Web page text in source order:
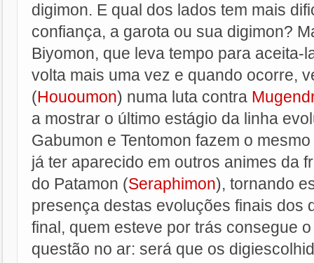
digimon. E qual dos lados tem mais
confiança, a garota ou sua digimon?
Biyomon, que leva tempo para aceita-
volta mais uma vez e quando ocorre,
(Hououmon) numa luta contra
a mostrar o último estágio da linha
Gabumon e Tentomon fazem o
já ter aparecido em outros animes da
do Patamon (Seraphimon), tornando
presença destas evoluções finais dos
final, quem esteve por trás consegue
questão no ar: será que os